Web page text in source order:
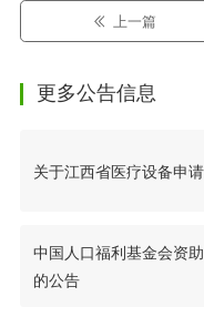
上一篇
更多公告信息
关于江西省医疗设备申
中国人口福利基金会资
的公告